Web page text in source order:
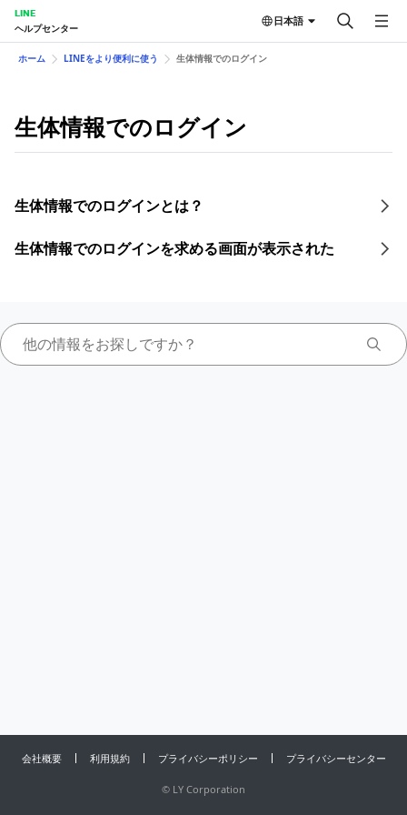
LINE
ヘルプセンター
日本語
ホーム LINEをより便利に使う 生体情報でのログイン
生体情報でのログイン
生体情報でのログインとは？
生体情報でのログインを求める画面が表示された
会社概要 利用規約 プライバシーポリシー プライバシーセンター
© LY Corporation